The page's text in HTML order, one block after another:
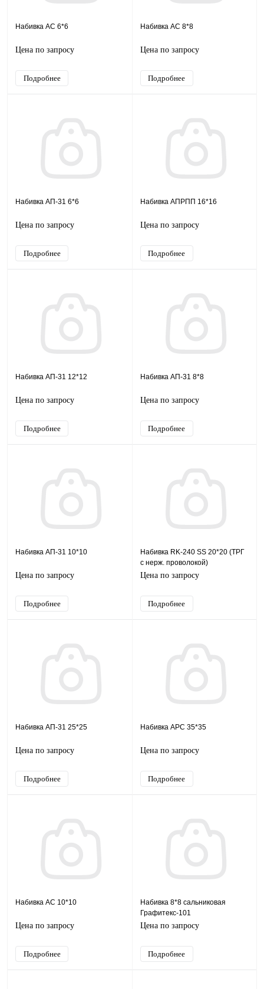
Набивка АС 6*6
Цена по запросу
Подробнее
Набивка АС 8*8
Цена по запросу
Подробнее
Набивка АП-31 6*6
Цена по запросу
Подробнее
Набивка АПРПП 16*16
Цена по запросу
Подробнее
Набивка АП-31 12*12
Цена по запросу
Подробнее
Набивка АП-31 8*8
Цена по запросу
Подробнее
Набивка АП-31 10*10
Цена по запросу
Подробнее
Набивка RK-240 SS 20*20 (ТРГ
с нерж. проволокой)
Цена по запросу
Подробнее
Набивка АП-31 25*25
Цена по запросу
Подробнее
Набивка АРС 35*35
Цена по запросу
Подробнее
Набивка АС 10*10
Цена по запросу
Подробнее
Набивка 8*8 сальниковая
Графитекс-101
Цена по запросу
Подробнее